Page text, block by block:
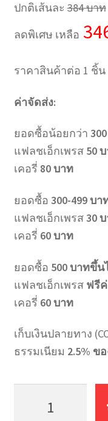
ปกติเส้นละ384 บาท
ลดพิเศษ เหลือ
ราคาสินค้าต่อ 1 ชิ้น
ค่าจัดส่ง:
ยอดซื้อน้อยกว่า
แฟลชเอ็กเพรส 50
เคอรี่ 80 บาท
ยอดซื้อ 300-499 บา
แฟลชเอ็กเพรส30
เคอรี่ 60 บาท
ยอดซื้อ 500 บาทขึ้น
แฟลชเอ็กเพรส ฟรี
เคอรี่ 60 บาท
เก็บเงินปลายทาง
ธรรมเนียม 2.5% ข